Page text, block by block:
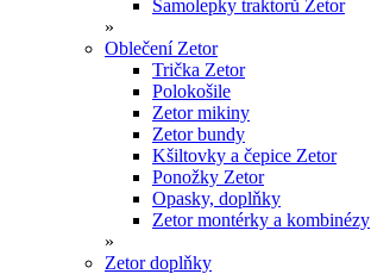
Samolepky traktorů Zetor
»
Oblečení Zetor
Trička Zetor
Polokošile
Zetor mikiny
Zetor bundy
Kšiltovky a čepice Zetor
Ponožky Zetor
Opasky, doplňky
Zetor montérky a kombinézy
»
Zetor doplňky